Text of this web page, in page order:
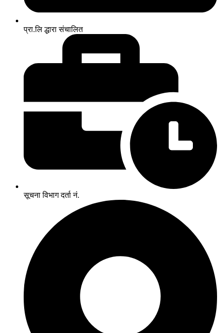
प्रा.लि द्धारा संचालित
सूचना विभाग दर्ता नं.